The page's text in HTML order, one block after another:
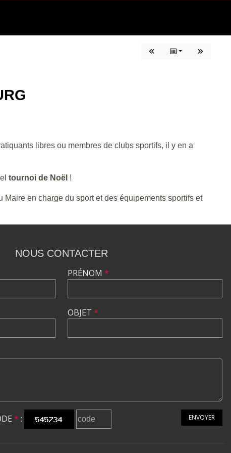
libres ou membres de clubs sportifs, il y en a
tournoi de Noël !
en charge du sport et des équipements sportifs et
NOUS CONTACTER
PRÉNOM *
OBJET *
* : ENVOYER